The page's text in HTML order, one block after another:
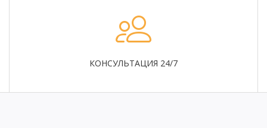
КОНСУЛЬТАЦИЯ 24/7